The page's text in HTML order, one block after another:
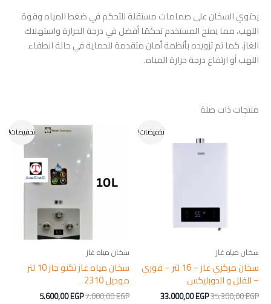
يحتوي السخان على صمامات مستقلة للتحكم في ضغط المياه وقوة
اللهب، مما يمنح المستخدم تحكمًا أفضل في درجة الحرارة واستهلاك
الغاز. كما تم تزويده بأنظمة أمان متقدمة للحماية في حالة انطفاء
اللهب أو ارتفاع درجة حرارة المياه.
منتجات ذات صلة
تخفيضات!
سخان مياه غاز
سخان مركزي غاز – 16 لتر – فوري
– للفلل و الدوبليكس
35.300,00EGP السعر33.000,00EGP السعر
تخفيضات!
سخان مياه غاز
سخان مياه غاز تكنو جاز 10 لتر
موديل 2310
7.000,00EGP السعر5.600,00EGP